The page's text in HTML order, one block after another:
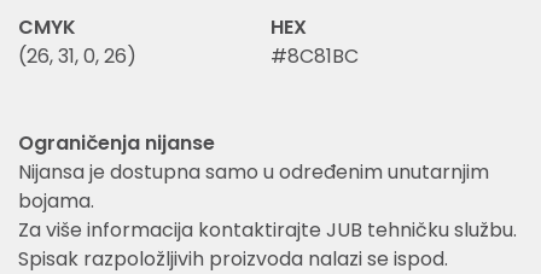
CMYK
(26, 31, 0, 26)
HEX
#8C81BC
Ograničenja nijanse
Nijansa je dostupna samo u određenim unutarnjim
bojama.
Za više informacija kontaktirajte JUB tehničku službu.
Spisak razpoložljivih proizvoda nalazi se ispod.